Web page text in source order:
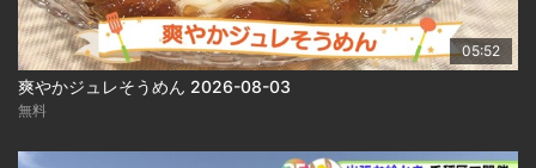
05:52
爽やかジュレそうめん 2026-08-03
無料